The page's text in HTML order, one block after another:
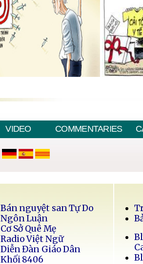
VIDEO COMMENTARIES
Bán nguyệt san Tự Do
Ngôn Luận
Cơ Sở Quê Mẹ
Radio Việt Ngữ
Diễn Đàn Giáo Dân
Khối 8406